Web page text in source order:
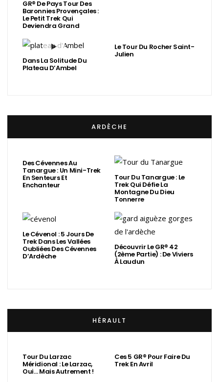
GR® De Pays Tour Des
Baronnies Provençales :
Le Petit Trek Qui
Deviendra Grand
Dans La Solitude Du
Plateau D’Ambel
Le Tour Du Rocher Saint-
Julien
ARDÈCHE
Des Cévennes Au
Tanargue : Un Mini-Trek
En Senteurs Et
Enchanteur
Tour Du Tanargue : Le
Trek Qui Défie La
Montagne Du Dieu
Tonnerre
Le Cévenol : 5 Jours De
Trek Dans Les Vallées
Oubliées Des Cévennes
D’Ardèche
Découvrir Le GR® 42
(2ème Partie) : De Viviers
À Laudun
HÉRAULT
Tour Du Larzac
Méridional : Le Larzac,
Oui… Mais Autrement !
Ces 5 GR® Pour Faire Du
Trek En Avril